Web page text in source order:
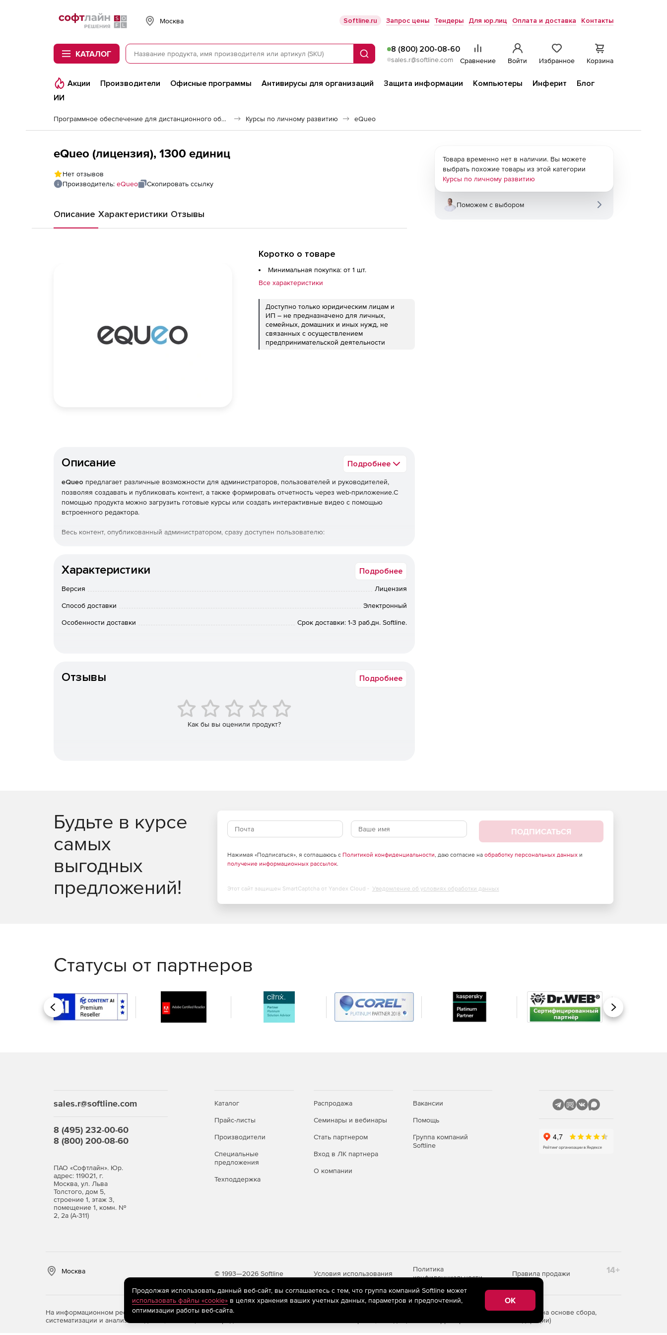
Softline
Москва Softline.ru Запрос цены Тендеры Для юр.лиц Оплата и доставка Контакты
КАТАЛОГ Поиск
8 (800) 200-08-60
sales.r@softline.com Сравнение Войти Избранное Корзина
Акции Производители Офисные программы Антивирусы для организаций Защита информации Компьютеры Инферит
Блог
ИИ
Программное обеспечение для дистанционного обучения Курсы по личному развитию eQueo
eQueo (лицензия), 1300 единиц
Нет отзывов
Производитель: eQueo Скопировать ссылку
Описание Характеристики Отзывы
Коротко о товаре
Минимальная покупка: от 1 шт.
Все характеристики
Доступно только юридическим лицам и
ИП – не предназначено для личных,
семейных, домашних и иных нужд, не
связанных с осуществлением
предпринимательской деятельности
Описание Подробнее
eQueo предлагает различные возможности для администраторов, пользователей и руководителей,
позволяя создавать и публиковать контент, а также формировать отчетность через web-приложение.С
помощью продукта можно загрузить готовые курсы или создать интерактивные видео с помощью
встроенного редактора.
Весь контент, опубликованный администратором, сразу доступен пользователю:
Корпоративный видеохостинг, содержит рекомендованные к просмотру видео.
Тесты и опросы для проведения аттестации и оценки профессиональных компетенций.
Адресная новостная лента, новости от администратора и связь с технической поддержкой.
Весь список курсов, тестов и опросов со статусами прохождения. Отображение бизнес-показателей.
Ранжирование пользователей в зависимости от набранных баллов в платформе.
Информация о команде. Статистика по каждому сотруднику и всей команде сразу. Можно выдавать
награды и предупреждения прямо из приложения.
Лента руководителя. Персональная лента руководителя, где можно публиковать новости, опросы и
документы – и обсуждать это с сотрудниками в комментариях.
Награды от руководителя. Руководитель может дать обратную связь своему сотруднику в виде
наград-бейджей с баллами, влияющими на рейтинг.
Характеристики Подробнее
Версия Лицензия
Способ доставки Электронный
Особенности доставки Срок доставки: 1-3 раб.дн. Softline.
Отзывы Подробнее
Как бы вы оценили продукт?
Товара временно нет в наличии. Вы можете
выбрать похожие товары из этой категории
Курсы по личному развитию
Поможем с выбором
Будьте в курсе
самых
выгодных
предложений!
ПОДПИСАТЬСЯ
Нажимая «Подписаться», я соглашаюсь с Политикой конфиденциальности, даю согласие на обработку персональных данныхи
получение информационных рассылок.
Этот сайт защищен SmartCaptcha от Yandex Cloud - Уведомление об условиях обработки данных
Статусы от партнеров
Назад Вперед
sales.r@softline.com
8 (495) 232-00-60
8 (800) 200-08-60
ПАО «Софтлайн». Юр.
адрес: 119021, г.
Москва, ул. Льва
Толстого, дом 5,
строение 1, этаж 3,
помещение 1, комн. №
2, 2а (А-311)
Каталог
Прайс-листы
Производители
Специальные
предложения
Техподдержка
Распродажа
Семинары и вебинары
Стать партнером
Вход в ЛК партнера
О компании
Вакансии
Помощь
Группа компаний
Softline
Москва © 1993—2026 Softline Условия использования
Политика
конфиденциальности
Правила продажи 14+
На информационном ресурсе store.softline.ru применяются
(информационные технологии предоставления информации на основе сбора,
систематизации и анализа сведений, относящихся к предпочтениям пользователей сети «Интернет», находящихся на территории Российской Федерации)
Продолжая использовать данный веб-сайт, вы соглашаетесь с тем, что группа компаний Softline может
использовать файлы «cookie»в целях хранения ваших учетных данных, параметров и предпочтений,
оптимизации работы веб-сайта.
OK